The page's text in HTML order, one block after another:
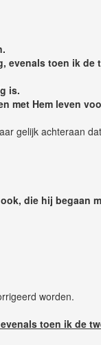
evenals toen ik de
is.
met Hem leven
gelijk achteraan
die hij begaan
worden.
toen ik de